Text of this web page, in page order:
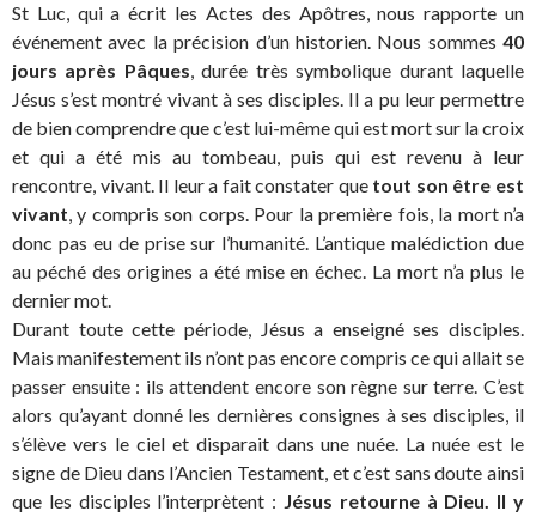
St Luc, qui a écrit les Actes des Apôtres, nous rapporte un
événement avec la précision d’un historien. Nous sommes 40
jours après Pâques, durée très symbolique durant laquelle
Jésus s’est montré vivant à ses disciples. Il a pu leur permettre
de bien comprendre que c’est lui-même qui est mort sur la croix
et qui a été mis au tombeau, puis qui est revenu à leur
rencontre, vivant. Il leur a fait constater que tout son être est
vivant, y compris son corps. Pour la première fois, la mort n’a
donc pas eu de prise sur l’humanité. L’antique malédiction due
au péché des origines a été mise en échec. La mort n’a plus le
dernier mot.
Durant toute cette période, Jésus a enseigné ses disciples.
Mais manifestement ils n’ont pas encore compris ce qui allait se
passer ensuite : ils attendent encore son règne sur terre. C’est
alors qu’ayant donné les dernières consignes à ses disciples, il
s’élève vers le ciel et disparait dans une nuée. La nuée est le
signe de Dieu dans l’Ancien Testament, et c’est sans doute ainsi
que les disciples l’interprètent : Jésus retourne à Dieu. Il y